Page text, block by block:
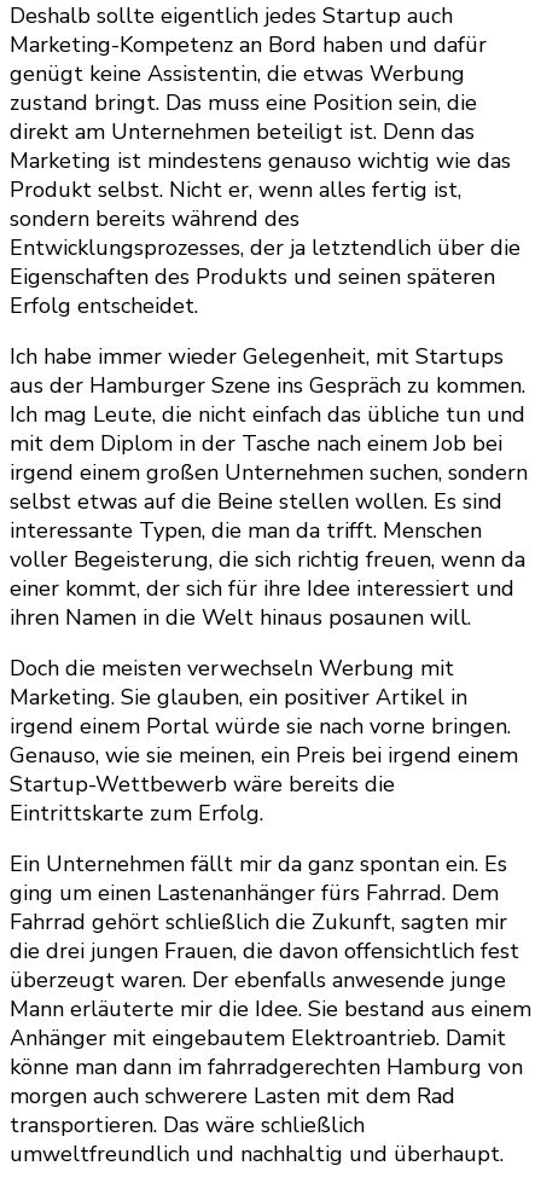
Deshalb sollte eigentlich jedes Startup auch
Marketing-Kompetenz an Bord haben und dafür
genügt keine Assistentin, die etwas Werbung
zustand bringt. Das muss eine Position sein, die
direkt am Unternehmen beteiligt ist. Denn das
Marketing ist mindestens genauso wichtig wie das
Produkt selbst. Nicht er, wenn alles fertig ist,
sondern bereits während des
Entwicklungsprozesses, der ja letztendlich über die
Eigenschaften des Produkts und seinen späteren
Erfolg entscheidet.
Ich habe immer wieder Gelegenheit, mit Startups
aus der Hamburger Szene ins Gespräch zu kommen.
Ich mag Leute, die nicht einfach das übliche tun und
mit dem Diplom in der Tasche nach einem Job bei
irgend einem großen Unternehmen suchen, sondern
selbst etwas auf die Beine stellen wollen. Es sind
interessante Typen, die man da trifft. Menschen
voller Begeisterung, die sich richtig freuen, wenn da
einer kommt, der sich für ihre Idee interessiert und
ihren Namen in die Welt hinaus posaunen will.
Doch die meisten verwechseln Werbung mit
Marketing. Sie glauben, ein positiver Artikel in
irgend einem Portal würde sie nach vorne bringen.
Genauso, wie sie meinen, ein Preis bei irgend einem
Startup-Wettbewerb wäre bereits die
Eintrittskarte zum Erfolg.
Ein Unternehmen fällt mir da ganz spontan ein. Es
ging um einen Lastenanhänger fürs Fahrrad. Dem
Fahrrad gehört schließlich die Zukunft, sagten mir
die drei jungen Frauen, die davon offensichtlich fest
überzeugt waren. Der ebenfalls anwesende junge
Mann erläuterte mir die Idee. Sie bestand aus einem
Anhänger mit eingebautem Elektroantrieb. Damit
könne man dann im fahrradgerechten Hamburg von
morgen auch schwerere Lasten mit dem Rad
transportieren. Das wäre schließlich
umweltfreundlich und nachhaltig und überhaupt.